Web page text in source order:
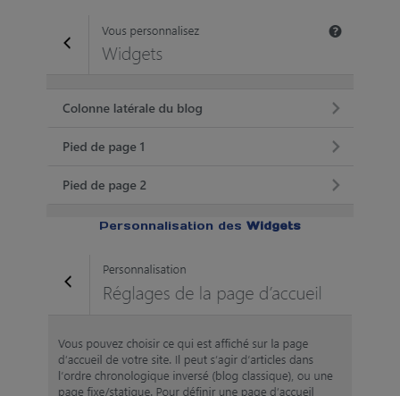
Personnalisation des Widgets